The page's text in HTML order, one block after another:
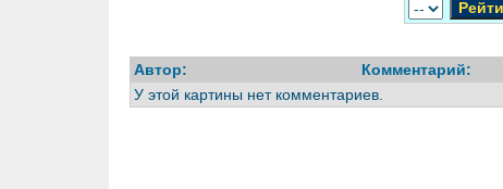
Автор:
Комментарий:
У этой картины нет комментариев.